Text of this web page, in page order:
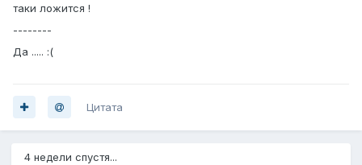
таки ложится !
--------
Да ..... :(
Цитата
4 недели спустя...